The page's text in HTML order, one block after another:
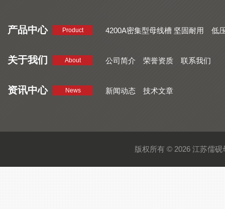
产品中心 Product 4200A密集型母线槽 坚固耐用
低
关于我们 About 公司简介 荣誉资质 联系我们
资讯中心 News 新闻动态 技术文章
版权所有 © 2026 江苏儒